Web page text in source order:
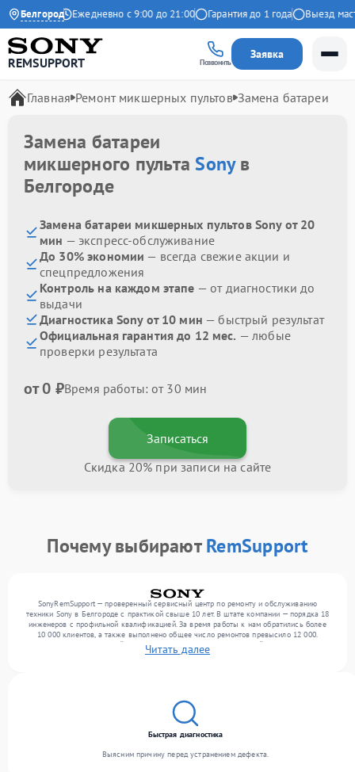
Белгород
Яндекс Ежедневно с 9:00 до 21:00 Гарантия до 1 года Выезд
REMSUPPORT Позвонить
Заявка
Главная Ремонт микшерных пультов Замена батареи
Замена батареи
микшерного пультаSonyв
Белгороде
Замена батареи микшерных пультов Sony от 20
мин — экспресс-обслуживание
До 30% экономии — всегда свежие акции и
спецпредложения
Контроль на каждом этапе — от диагностики до
выдачи
Диагностика Sony от 10 мин — быстрый результат
Официальная гарантия до 12 мес. — любые
проверки результата
от 0 ₽Время работы: от 30 мин
Записаться
Скидка 20% при записи на сайте
Почему выбираютRemSupport
SonyRemSupport — проверенный сервисный центр по ремонту и обслуживанию
техники Sony в Белгороде с практикой свыше 10 лет. В штате компании — порядка 18
инженеров с профильной квалификацией. За время работы к нам обратились более
10 000 клиентов, а также выполнено общее число ремонтов превысило 12 000.
Ежемесячно в сервисный центр поступает более 300 обращений, включая , , . Мы
работаем с широким спектром неисправностей и гарантируем высокое качество
Читать далее
Быстрая диагностика
Выясним причину перед устранением дефекта.